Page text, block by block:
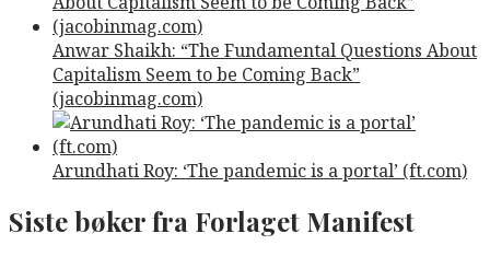
Anwar Shaikh: “The Fundamental Questions About
Capitalism Seem to be Coming Back”
(jacobinmag.com)
Arundhati Roy: ‘The pandemic is a portal’ (ft.com)
Siste bøker fra Forlaget Manifest